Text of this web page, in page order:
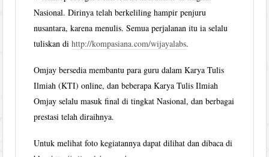
Nasional. Dirinya telah berkeliling hampir penjuru
nusantara, karena menulis. Semua perjalanan itu ia selalu
tuliskan dihttp://kompasiana.com/wijayalabs.
Omjay bersedia membantu para guru dalam Karya Tulis
Ilmiah (KTI) online, dan beberapa Karya Tulis Ilmiah
Omjay selalu masuk final di tingkat Nasional, dan berbagai
prestasi telah diraihnya.
Untuk melihat foto kegiatannya dapat dilihat dan dibaca di